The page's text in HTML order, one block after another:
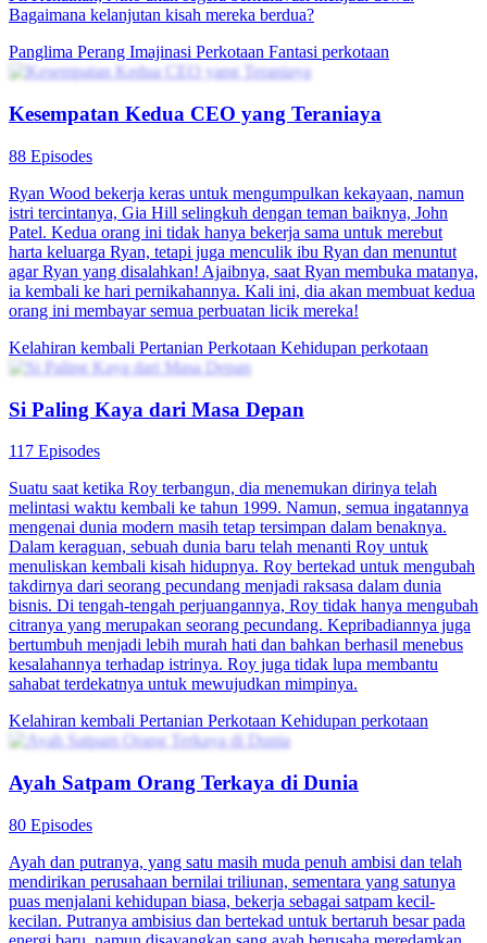
Bagaimana kelanjutan kisah mereka berdua?
Panglima Perang Imajinasi Perkotaan Fantasi perkotaan
Kesempatan Kedua CEO yang Teraniaya
88 Episodes
Ryan Wood bekerja keras untuk mengumpulkan kekayaan, namun
istri tercintanya, Gia Hill selingkuh dengan teman baiknya, John
Patel. Kedua orang ini tidak hanya bekerja sama untuk merebut
harta keluarga Ryan, tetapi juga menculik ibu Ryan dan menuntut
agar Ryan yang disalahkan! Ajaibnya, saat Ryan membuka matanya,
ia kembali ke hari pernikahannya. Kali ini, dia akan membuat kedua
orang ini membayar semua perbuatan licik mereka!
Kelahiran kembali Pertanian Perkotaan Kehidupan perkotaan
Si Paling Kaya dari Masa Depan
117 Episodes
Suatu saat ketika Roy terbangun, dia menemukan dirinya telah
melintasi waktu kembali ke tahun 1999. Namun, semua ingatannya
mengenai dunia modern masih tetap tersimpan dalam benaknya.
Dalam keraguan, sebuah dunia baru telah menanti Roy untuk
menuliskan kembali kisah hidupnya. Roy bertekad untuk mengubah
takdirnya dari seorang pecundang menjadi raksasa dalam dunia
bisnis. Di tengah-tengah perjuangannya, Roy tidak hanya mengubah
citranya yang merupakan seorang pecundang. Kepribadiannya juga
bertumbuh menjadi lebih murah hati dan bahkan berhasil menebus
kesalahannya terhadap istrinya. Roy juga tidak lupa membantu
sahabat terdekatnya untuk mewujudkan mimpinya.
Kelahiran kembali Pertanian Perkotaan Kehidupan perkotaan
Ayah Satpam Orang Terkaya di Dunia
80 Episodes
Ayah dan putranya, yang satu masih muda penuh ambisi dan telah
mendirikan perusahaan bernilai triliunan, sementara yang satunya
puas menjalani kehidupan biasa, bekerja sebagai satpam kecil-
kecilan. Putranya ambisius dan bertekad untuk bertaruh besar pada